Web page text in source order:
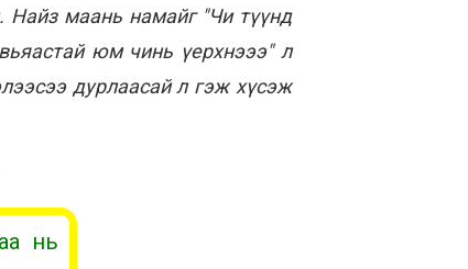
Найз маань намайг "Чи түүнд
юм чинь үерхнэээ" л
дурлаасай л гэж хүсэж
нь